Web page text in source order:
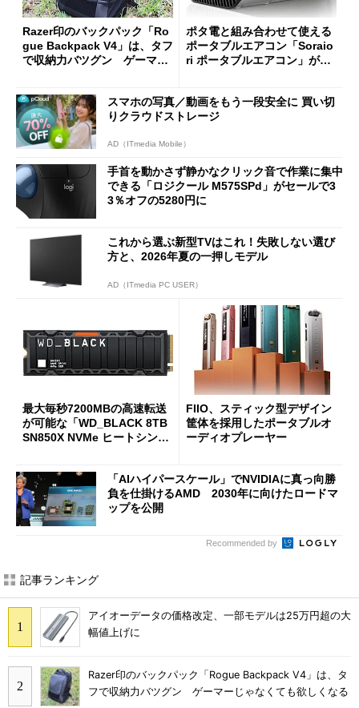
Razer印のバックパック「Ro
gue Backpack V4」は、タフ
で収納力バツグン ゲーマー
ポタ電と組み合わせて使える
ポータブルエアコン「Soraio
ri ポータブルエアコン」がセ
スマホの写真／動画をもう一段安全に 買い切
りクラウドストレージ
AD（ITmedia Mobile）
手首を動かさず静かなクリック音で作業に集中
できる「ロジクール M575SPd」がセールで3
3％オフの5280円に
これから選ぶ新型TVはこれ！失敗しない選び
方と、2026年夏の一押しモデル
AD（ITmedia PC USER）
最大毎秒7200MBの高速転送
が可能な「WD_BLACK 8TB
SN850X NVMe ヒートシンク
FIIO、スティック型デザイン
筐体を採用したポータブルオ
ーディオプレーヤー
「AIハイパースケール」でNVIDIAに真っ向勝
負を仕掛けるAMD 2030年に向けたロードマ
ップを公開
Recommended by
記事ランキング
アイオーデータの価格改定、一部モデルは25万円超の大
幅値上げに
Razer印のバックパック「Rogue Backpack V4」は、タ
フで収納力バツグン ゲーマーじゃなくても欲しくなる